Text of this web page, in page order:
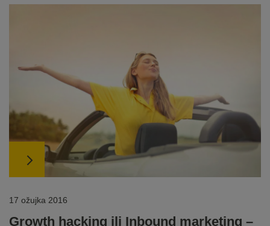
17 ožujka 2016
Growth hacking ili Inbound marketing –